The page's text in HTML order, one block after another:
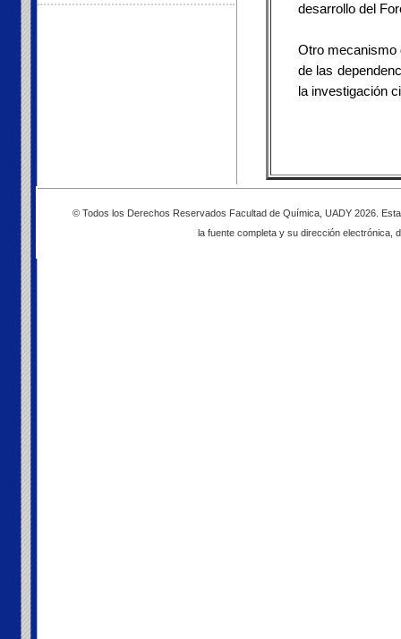
desarrollo del
Otro mecanismo
de las
la investigación
© Todos los Derechos Reservados Facultad de Química, UADY 2026.
la fuente completa y su dirección electrónica,